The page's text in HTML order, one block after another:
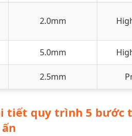
2.0mm
5.0mm
2.5mm
tiết quy trình 5 bước